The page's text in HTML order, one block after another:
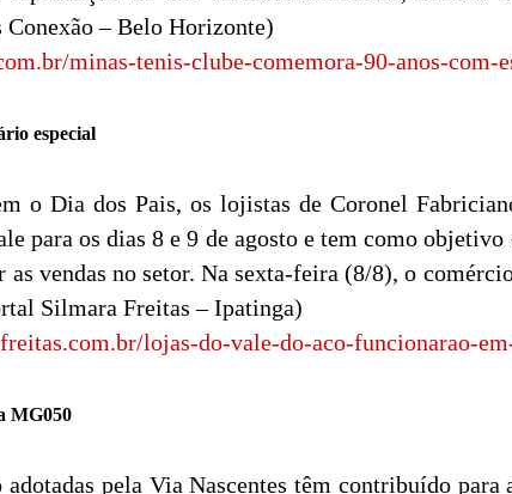
– Belo Horizonte)
minas-tenis-clube-comemora-90-anos-com-
especial
o Dia dos Pais, os lojistas de Coronel
para os dias 8 e 9 de agosto e tem como
vendas no setor. Na sexta-feira (8/8), o
Silmara Freitas – Ipatinga)
lojas-do-vale-do-aco-funcionarao-
MG050
adotadas pela Via Nascentes têm contribuído